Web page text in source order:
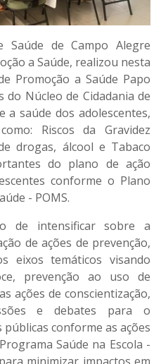
Saúde de Campo Alegre
a Saúde, realizou nesta
Promoção a Saúde Papo
do Núcleo de Cidadania de
a saúde dos adolescentes,
Riscos da Gravidez
drogas, álcool e Tabaco
do plano de ação
conforme o Plano
- POMS.
de intensificar sobre a
de ações de prevenção,
eixos temáticos visando
prevenção ao uso de
ações de conscientização,
e debates para o
conforme as ações
Saúde na Escola -